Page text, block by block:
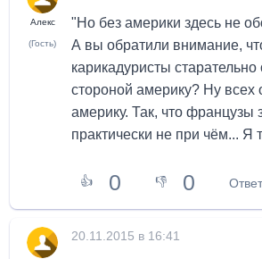
Алекс
(Гость)
"Но без америки здесь не
А вы обратили внимание,
карикадуристы старательно
стороной америку? Ну всех
америку. Так, что французы
практически не при чём... Я
👍 0 👎 0
20.11.2015 в 16:41